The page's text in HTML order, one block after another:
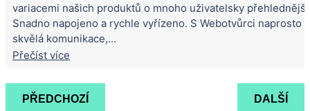
variacemi našich produktů o mnoho uživatelsky
Snadno napojeno a rychle vyřízeno. S Webotvůrci naprosto
skvělá komunikace,...
Přečíst více
PŘEDCHOZÍ DALŠÍ